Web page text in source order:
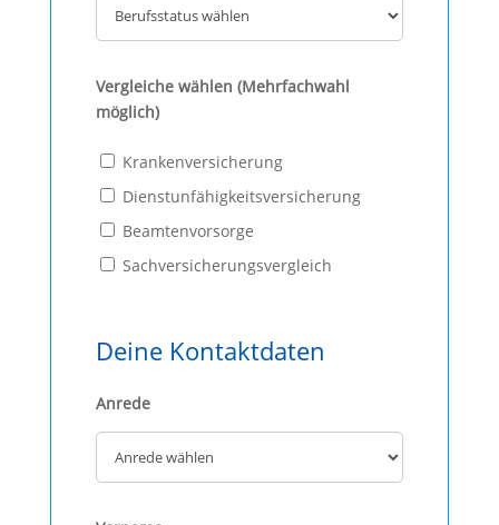
Vergleiche wählen (Mehrfachwahl
möglich)
Krankenversicherung
Dienstunfähigkeitsversicherung
Beamtenvorsorge
Sachversicherungsvergleich
Deine Kontaktdaten
Anrede